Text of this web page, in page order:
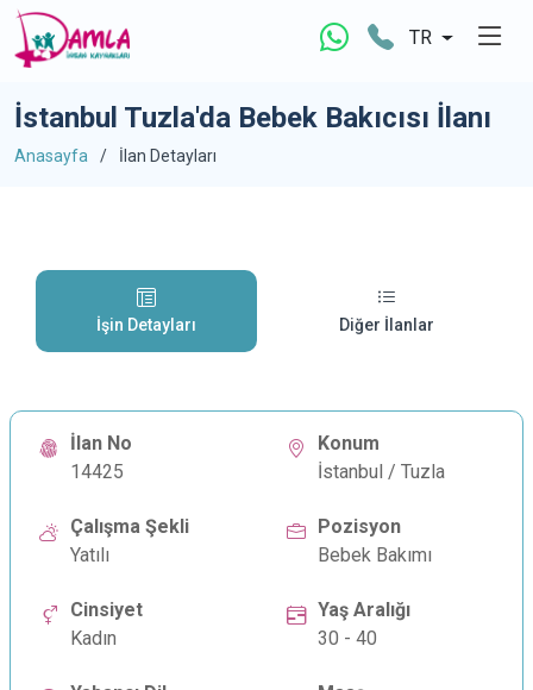
TR
İstanbul Tuzla'da Bebek Bakıcısı İlanı
Anasayfa İlan Detayları
İşin Detayları Diğer İlanlar
İlan No
14425
Konum
İstanbul / Tuzla
Çalışma Şekli
Yatılı
Pozisyon
Bebek Bakımı
Cinsiyet
Kadın
Yaş Aralığı
30 - 40